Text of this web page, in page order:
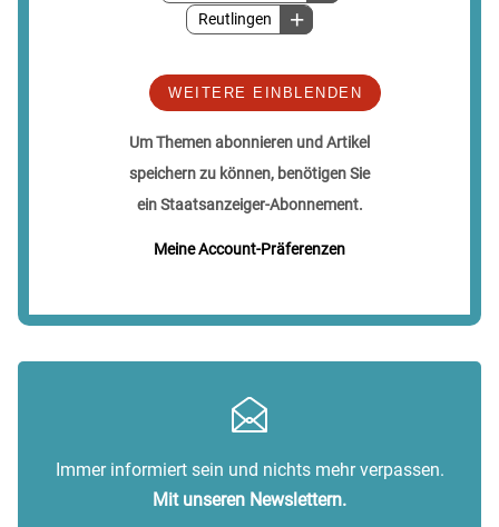
Reutlingen
WEITERE EINBLENDEN
Um Themen abonnieren und Artikel
speichern zu können, benötigen Sie
ein Staatsanzeiger-Abonnement.
Meine Account-Präferenzen
Immer informiert sein und nichts mehr verpassen.
Mit unseren Newslettern.